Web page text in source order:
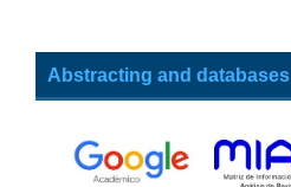
Abstracting and databases